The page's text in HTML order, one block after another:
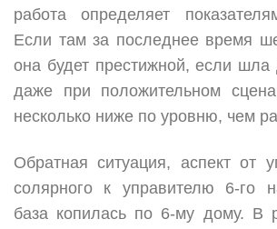
работа определяет
Если там за последнее время
она будет престижной, если шла
даже при положительном
несколько ниже по уровню, чем
Обратная ситуация, аспект от
солярного к управителю 6-го
база копилась по 6-му дому. В